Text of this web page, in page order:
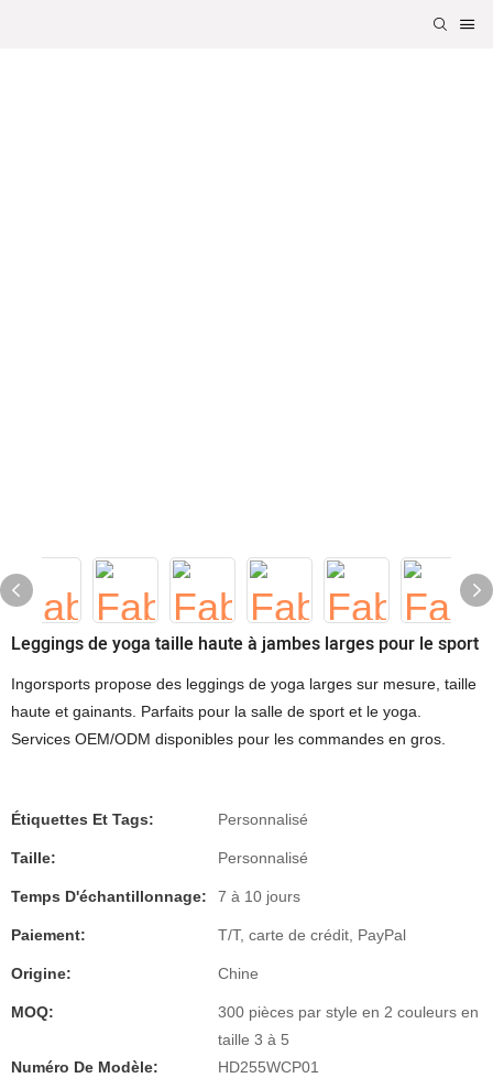
Leggings de yoga taille haute à jambes larges pour le sport
Ingorsports propose des leggings de yoga larges sur mesure, taille
haute et gainants. Parfaits pour la salle de sport et le yoga.
Services OEM/ODM disponibles pour les commandes en gros.
Étiquettes Et Tags: Personnalisé
Taille: Personnalisé
Temps D'échantillonnage: 7 à 10 jours
Paiement: T/T, carte de crédit, PayPal
Origine: Chine
MOQ:
300 pièces par style en 2 couleurs en
taille 3 à 5
Numéro De Modèle:
HD255WCP01